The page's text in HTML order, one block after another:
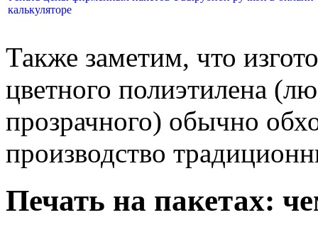
калькуляторе
Также заметим, что
цветного полиэтилена
прозрачного) обычно
производство
Печать на пакетах: